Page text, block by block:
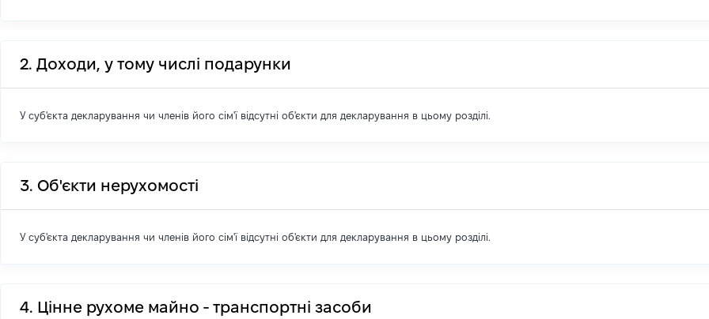
2. Доходи, у тому числі подарунки
У суб'єкта декларування чи членів його сім'ї відсутні об'єкти для декларування в цьому розділі.
3. Об'єкти нерухомості
У суб'єкта декларування чи членів його сім'ї відсутні об'єкти для декларування в цьому розділі.
4. Цінне рухоме майно - транспортні засоби